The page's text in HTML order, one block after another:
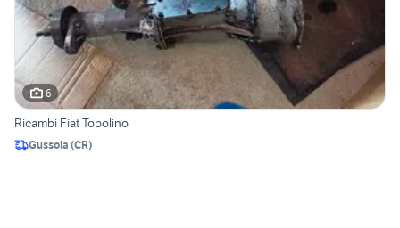
6
Ricambi Fiat Topolino
Gussola (CR)